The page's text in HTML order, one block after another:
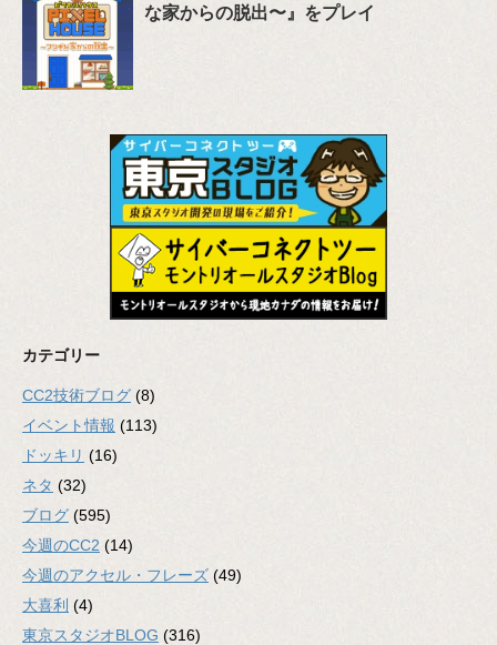
な家からの脱出〜』をプレイ
カテゴリー
CC2技術ブログ (8)
イベント情報 (113)
ドッキリ (16)
ネタ (32)
ブログ (595)
今週のCC2 (14)
今週のアクセル・フレーズ (49)
大喜利 (4)
東京スタジオBLOG (316)